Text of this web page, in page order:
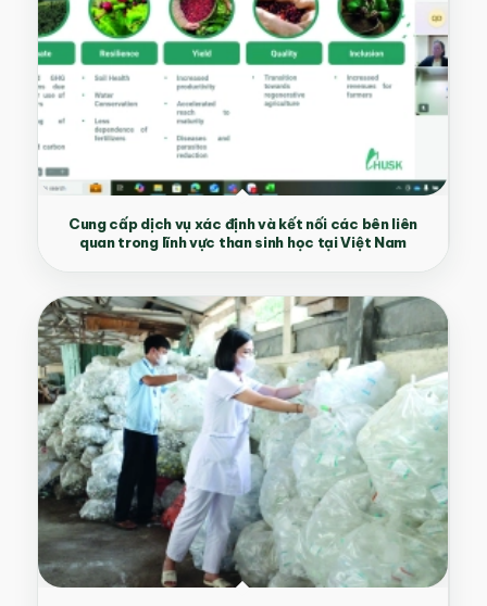
Cung cấp dịch vụ xác định và kết nối các bên liên
quan trong lĩnh vực than sinh học tại Việt Nam